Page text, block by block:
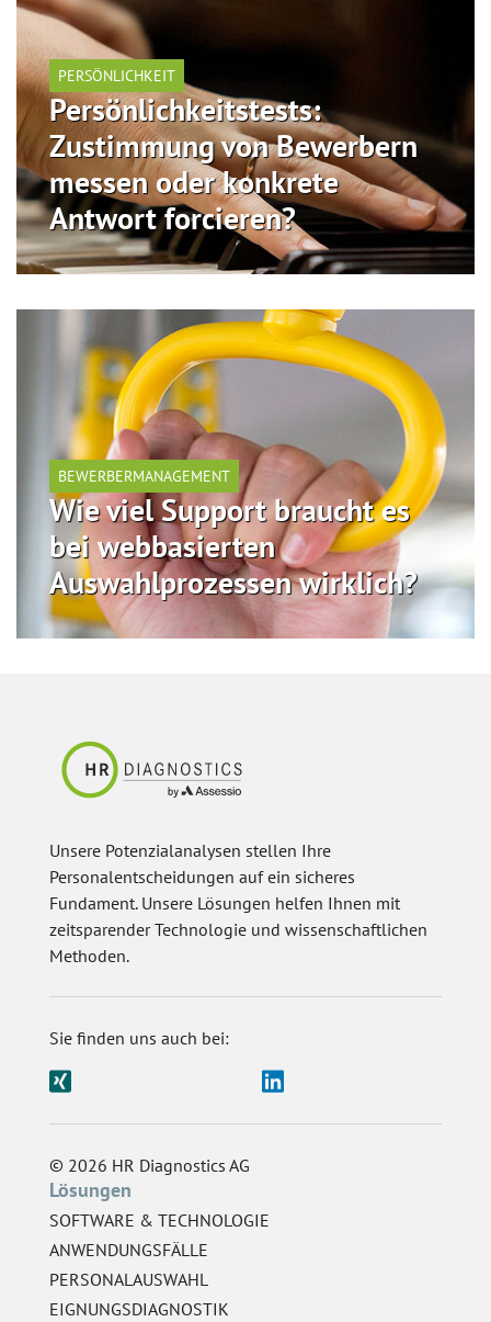
PERSÖNLICHKEIT
Persönlichkeitstests:
Zustimmung von Bewerbern
messen oder konkrete
Antwort forcieren?
BEWERBERMANAGEMENT
Wie viel Support braucht es
bei webbasierten
Auswahlprozessen wirklich?
Unsere Potenzialanalysen stellen Ihre
Personalentscheidungen auf ein sicheres
Fundament. Unsere Lösungen helfen Ihnen mit
zeitsparender Technologie und wissenschaftlichen
Methoden.
Sie finden uns auch bei:
© 2026 HR Diagnostics AG
Lösungen
SOFTWARE & TECHNOLOGIE
ANWENDUNGSFÄLLE
PERSONALAUSWAHL
EIGNUNGSDIAGNOSTIK